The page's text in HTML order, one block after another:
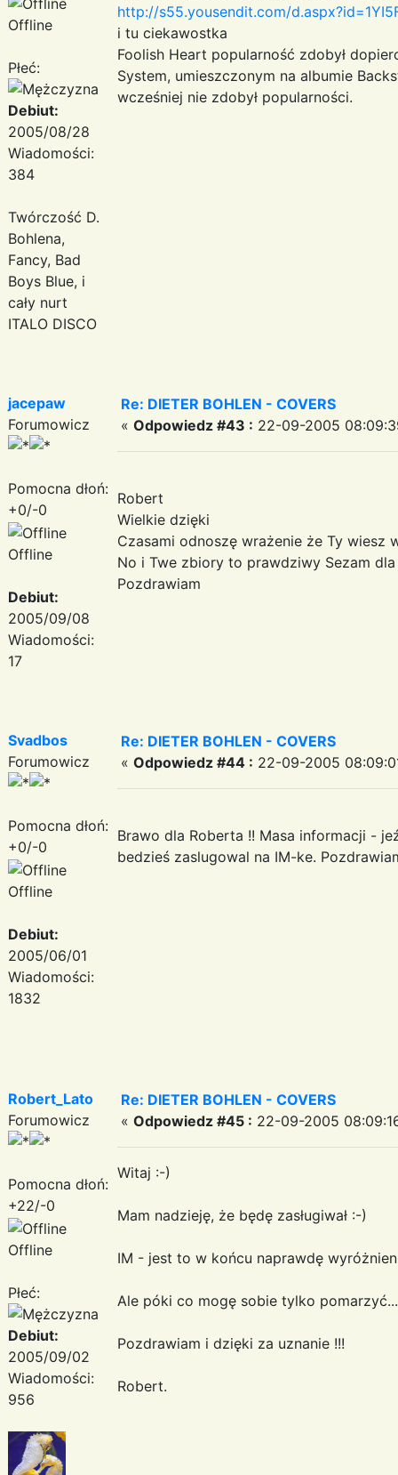
Offline
Płeć:
Debiut:
2005/08/28
Wiadomości:
384
Twórczość D.
Bohlena,
Fancy, Bad
Boys Blue, i
cały nurt
ITALO DISCO
http://s55.yousendit.com/
i tu ciekawostka
Foolish Heart popularność zdobył
System, umieszczonym na albumie
wcześniej nie zdobył popularności.
jacepaw
Forumowicz
Pomocna dłoń:
+0/-0
Offline
Debiut:
2005/09/08
Wiadomości:
17
Re: DIETER BOHLEN - COVERS
« Odpowiedz #43 : 22-09-2005
Robert
Wielkie dzięki
Czasami odnoszę wrażenie że Ty wiesz
No i Twe zbiory to prawdziwy Sezam dla
Pozdrawiam
Svadbos
Forumowicz
Pomocna dłoń:
+0/-0
Offline
Debiut:
2005/06/01
Wiadomości:
1832
Re: DIETER BOHLEN - COVERS
« Odpowiedz #44 : 22-09-2005
Brawo dla Roberta !! Masa informacji -
bedzieś zaslugowal na IM-ke.
Robert_Lato
Forumowicz
Pomocna dłoń:
+22/-0
Offline
Płeć:
Debiut:
2005/09/02
Wiadomości:
956
Re: DIETER BOHLEN - COVERS
« Odpowiedz #45 : 22-09-2005
Witaj :-)
Mam nadzieję, że będę zasługiwał :-)
IM - jest to w końcu naprawdę
Ale póki co mogę sobie tylko pomarzyć...
Pozdrawiam i dzięki za uznanie !!!
Robert.